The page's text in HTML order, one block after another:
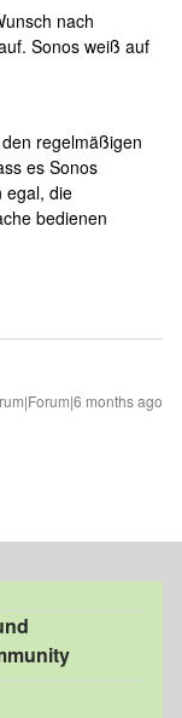
nach
Sonos weiß auf
regelmäßigen
es Sonos
egal, die
bedienen
months ago